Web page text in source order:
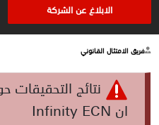
الابلاغ عن الشركة
فريق الامتثال القانوني
نتائج
ان Infinity ECN